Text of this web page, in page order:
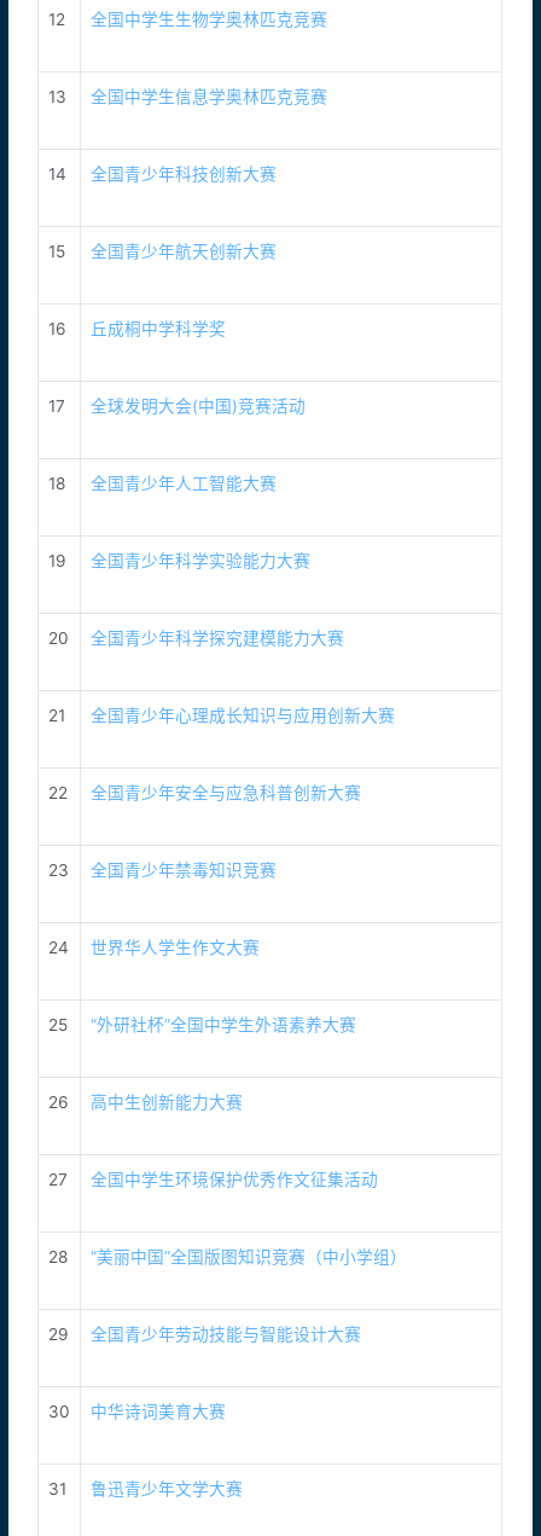
12 全国中学生生物学奥林匹克竞赛
13 全国中学生信息学奥林匹克竞赛
14 全国青少年科技创新大赛
15 全国青少年航天创新大赛
16 丘成桐中学科学奖
17 全球发明大会(中国)竞赛活动
18 全国青少年人工智能大赛
19 全国青少年科学实验能力大赛
20 全国青少年科学探究建模能力大赛
21 全国青少年心理成长知识与应用创新大赛
22 全国青少年安全与应急科普创新大赛
23 全国青少年禁毒知识竞赛
24 世界华人学生作文大赛
25 “外研社杯”全国中学生外语素养大赛
26 高中生创新能力大赛
27 全国中学生环境保护优秀作文征集活动
28 “美丽中国”全国版图知识竞赛（中小学组）
29 全国青少年劳动技能与智能设计大赛
30 中华诗词美育大赛
31 鲁迅青少年文学大赛